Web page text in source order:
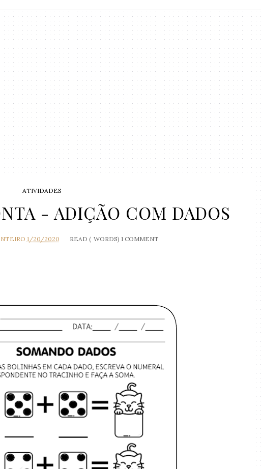
ATIVIDADES
- ADIÇÃO COM DADOS
1/20/2020 READ ( WORDS) 1 COMMENT